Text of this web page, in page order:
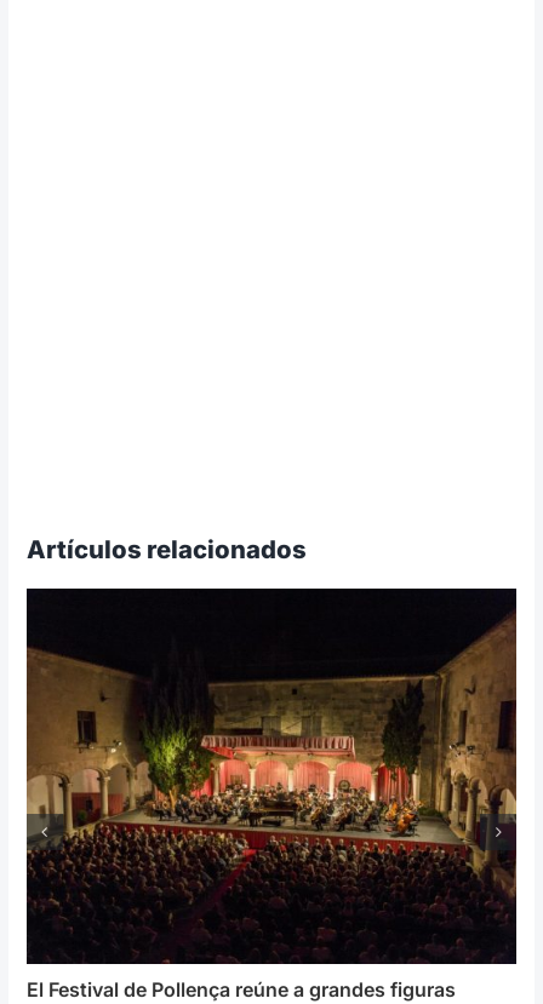
Artículos relacionados
El Festival de Pollença reúne a grandes figuras